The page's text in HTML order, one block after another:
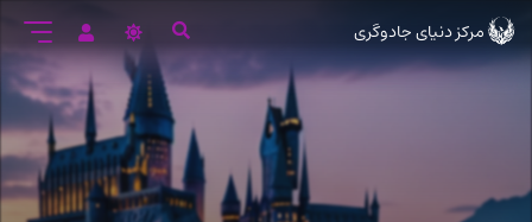
ورود
به
مرکز دنیای جادوگری